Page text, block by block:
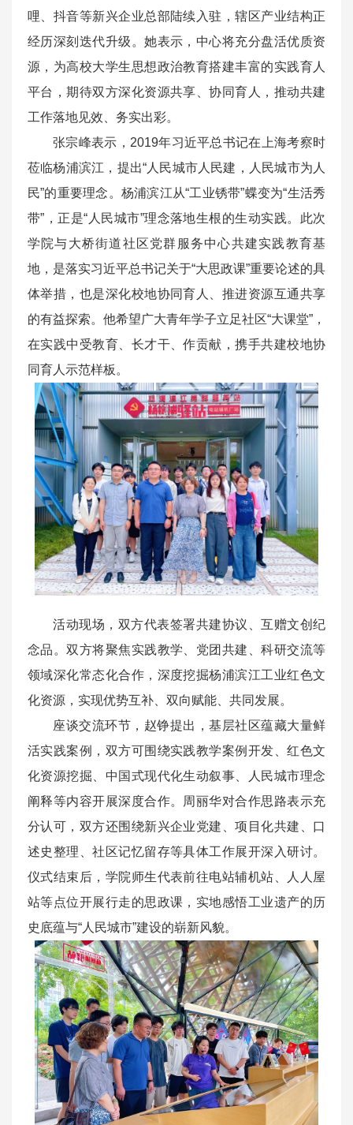
哩、抖音等新兴企业总部陆续入驻，辖区产业结构正
经历深刻迭代升级。她表示，中心将充分盘活优质资
源，为高校大学生思想政治教育搭建丰富的实践育人
平台，期待双方深化资源共享、协同育人，推动共建
工作落地见效、务实出彩。
张宗峰表示，2019年习近平总书记在上海考察时
莅临杨浦滨江，提出“人民城市人民建，人民城市为人
民”的重要理念。杨浦滨江从“工业锈带”蝶变为“生活秀
带”，正是“人民城市”理念落地生根的生动实践。此次
学院与大桥街道社区党群服务中心共建实践教育基
地，是落实习近平总书记关于“大思政课”重要论述的具
体举措，也是深化校地协同育人、推进资源互通共享
的有益探索。他希望广大青年学子立足社区“大课堂”，
在实践中受教育、长才干、作贡献，携手共建校地协
同育人示范样板。
活动现场，双方代表签署共建协议、互赠文创纪
念品。双方将聚焦实践教学、党团共建、科研交流等
领域深化常态化合作，深度挖掘杨浦滨江工业红色文
化资源，实现优势互补、双向赋能、共同发展。
座谈交流环节，赵铮提出，基层社区蕴藏大量鲜
活实践案例，双方可围绕实践教学案例开发、红色文
化资源挖掘、中国式现代化生动叙事、人民城市理念
阐释等内容开展深度合作。周丽华对合作思路表示充
分认可，双方还围绕新兴企业党建、项目化共建、口
述史整理、社区记忆留存等具体工作展开深入研讨。
仪式结束后，学院师生代表前往电站辅机站、人人屋
站等点位开展行走的思政课，实地感悟工业遗产的历
史底蕴与“人民城市”建设的崭新风貌。